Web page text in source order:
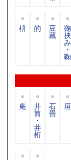
枡 的 豆
藏
鞠
挟
み
・
鞠
庵 井
筒
・
井
桁
石
畳
垣